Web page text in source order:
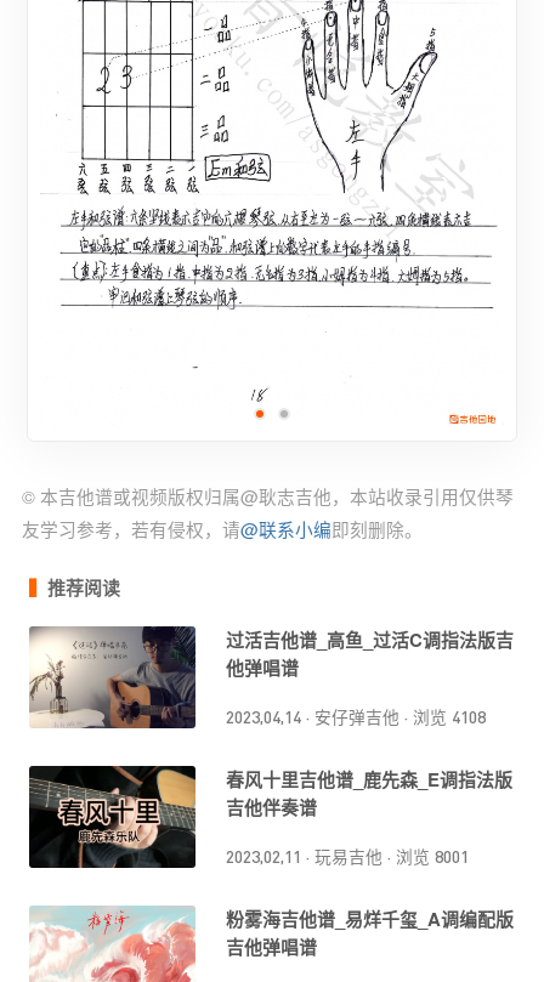
© 本吉他谱或视频版权归属@耿志吉他，本站收录引用仅供琴
友学习参考，若有侵权，请@联系小编即刻删除。
推荐阅读
过活吉他谱_高鱼_过活C调指法版吉
他弹唱谱
2023,04,14 · 安仔弹吉他 · 浏览 4108
春风十里吉他谱_鹿先森_E调指法版
吉他伴奏谱
2023,02,11 · 玩易吉他 · 浏览 8001
粉雾海吉他谱_易烊千玺_A调编配版
吉他弹唱谱